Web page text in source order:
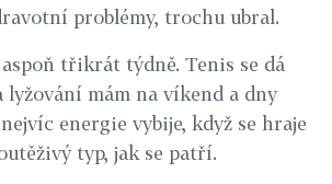
problémy, trochu ubral.
třikrát týdně. Tenis se dá
mám na víkend a dny
energie vybije, když se hraje
typ, jak se patří.